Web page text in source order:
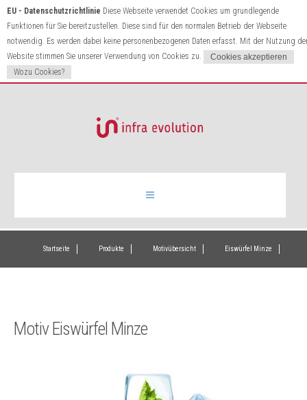
EU - Datenschutzrichtlinie Diese Webseite verwendet Cookies um grundlegende
Funktionen für Sie bereitzustellen. Diese sind für den normalen Betrieb der Webseite
notwendig. Es werden dabei keine personenbezogenen Daten erfasst. Mit der Nutzung
Website stimmen Sie unserer Verwendung von Cookies zu.
Wozu Cookies?
Infrarotheizung
Kontakt
Startseite Produkte Motivübersicht Eiswürfel Minze
Motiv Eiswürfel Minze